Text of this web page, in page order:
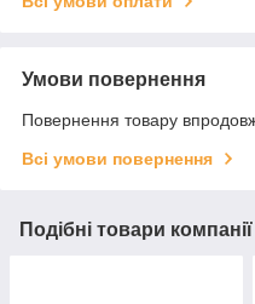
Умови повернення
Повернення товару
Всі умови повернення
Подібні товари компанії